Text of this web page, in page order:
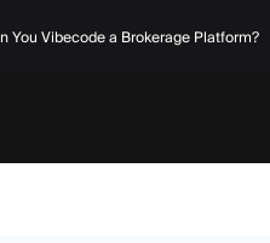
You Vibecode a Brokerage Platform?